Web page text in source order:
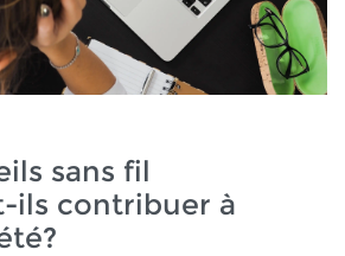
sans fil
ils contribuer à